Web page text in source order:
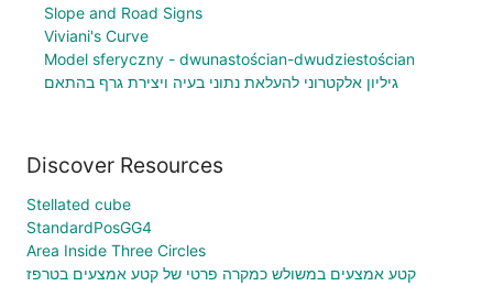
Slope and Road Signs
Viviani's Curve
Model sferyczny - dwunastościan-dwudziestościan
גיליון אלקטרוני להעלאת נתוני בעיה ויצירת גרף בהתאם
Discover Resources
Stellated cube
StandardPosGG4
Area Inside Three Circles
קטע אמצעים במשולש כמקרה פרטי של קטע אמצעים בטרפז